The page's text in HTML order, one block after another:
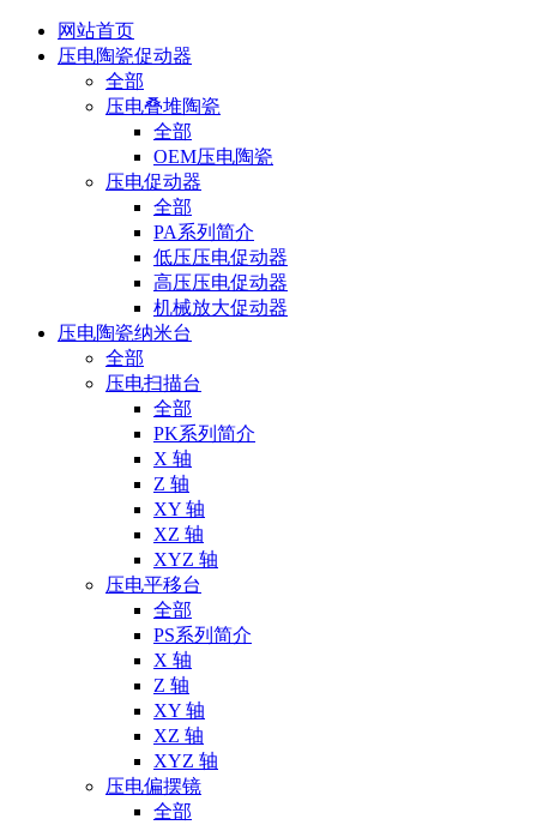
网站首页
压电陶瓷促动器
全部
压电叠堆陶瓷
全部
OEM压电陶瓷
压电促动器
全部
PA系列简介
低压压电促动器
高压压电促动器
机械放大促动器
压电陶瓷纳米台
全部
压电扫描台
全部
PK系列简介
X 轴
Z 轴
XY 轴
XZ 轴
XYZ 轴
压电平移台
全部
PS系列简介
X 轴
Z 轴
XY 轴
XZ 轴
XYZ 轴
压电偏摆镜
全部